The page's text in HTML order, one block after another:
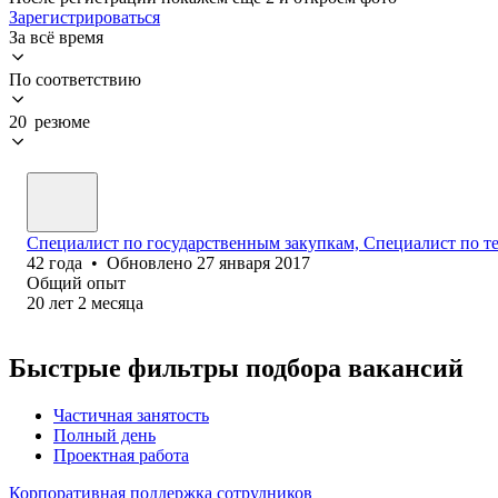
Зарегистрироваться
За всё время
По соответствию
20 резюме
Специалист по государственным закупкам, Специалист по
42 года • Обновлено 27 января 2017
Общий опыт
20 лет 2 месяца
Быстрые фильтры подбора вакансий
Частичная занятость
Полный день
Проектная работа
Корпоративная поддержка сотрудников